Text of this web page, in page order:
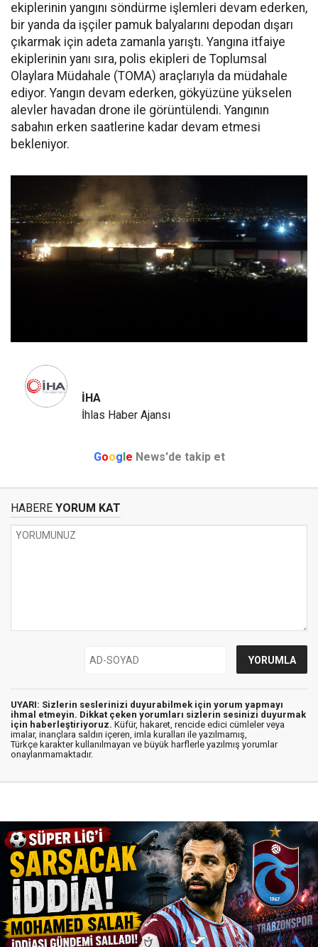
ekiplerinin yangını söndürme işlemleri devam ederken,
bir yanda da işçiler pamuk balyalarını depodan dışarı
çıkarmak için adeta zamanla yarıştı. Yangına itfaiye
ekiplerinin yanı sıra, polis ekipleri de Toplumsal
Olaylara Müdahale (TOMA) araçlarıyla da müdahale
ediyor. Yangın devam ederken, gökyüzüne yükselen
alevler havadan drone ile görüntülendi. Yangının
sabahın erken saatlerine kadar devam etmesi
bekleniyor.
İHA
İhlas Haber Ajansı
Google News'de takip et
HABERE YORUM KAT
UYARI: Sizlerin seslerinizi duyurabilmek için yorum yapmayı
ihmal etmeyin. Dikkat çeken yorumları sizlerin sesinizi duyurmak
için haberleştiriyoruz. Küfür, hakaret, rencide edici cümleler veya
imalar, inançlara saldırı içeren, imla kuralları ile yazılmamış,
Türkçe karakter kullanılmayan ve büyük harflerle yazılmış yorumlar
onaylanmamaktadır.